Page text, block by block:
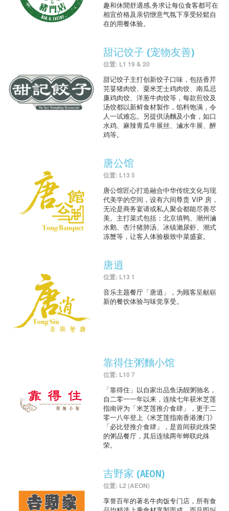
趣和休閒舒適感,务求让每位食客都可在
相宜价格及亲切愜意气氛下享受轻鬆自
在的用餐体验。
甜记饺子 (宠物友善)
位置: L1 19 & 20
甜记饺子主打创新饺子口味，包括香芹
芫荽猪肉饺、粟米芝士鸡肉饺、南瓜忌
廉鸡肉饺、洋葱牛肉饺等，每款煎饺及
汤饺都以新鲜食材製作，馅料饱满，令
人一试难忘。另提供汤麵及小食，如口
水鸡、麻辣青瓜牛展丝、滷水牛展、醉
鸡等。
唐公馆
位置: L13 5
唐公馆匠心打造融合中华传统文化与现
代美学的空间，设有六间尊贵 VIP 房，
无论是商务宴请或私人聚会都能尽善尽
美。主打菜式包括：北京填鸭、潮州滷
水鹅、杏汁猪肺汤、冰镇瀨尿虾、潮式
冻蟹等，让客人体验极致中菜盛宴。
唐逍
位置: L13 1
音乐主题餐厅「唐逍」，为顾客呈献崭
新的餐饮体验与味觉享受。
靠得住粥麵小馆
位置: L10 7
「靠得住」以自家出品鱼汤靓粥驰名，
自二零一一年以来，连续七年获米芝莲
指南评为「米芝莲推介食肆」，更于二
零一八年登上《米芝莲指南香港澳门》
「必比登推介食肆」，是首间获此殊荣
的粥品餐厅，其后连续两年蝉联此殊
荣。
吉野家 (AEON)
位置: L2 (AEON)
享誉百年的著名牛肉饭专门店，所有食